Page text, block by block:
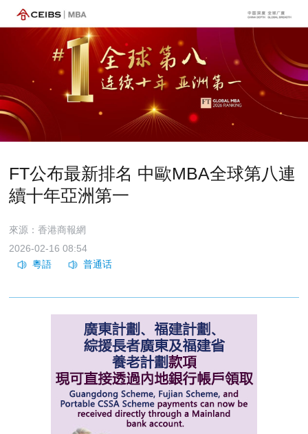
FT公布最新排名 中歐MBA全球第八連
續十年亞洲第一
來源：香港商報網
2026-02-16 08:54